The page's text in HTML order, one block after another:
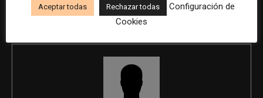
Comunicación
Aceptar todas Rechazar todas
Configuración de
Cookies